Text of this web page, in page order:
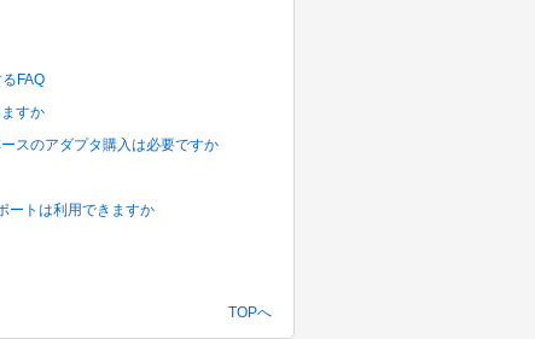
FAQ
すか
スのアダプタ購入は必要ですか
ートは利用できますか
TOPへ